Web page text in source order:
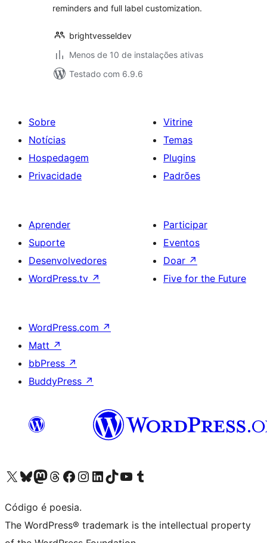
reminders and full label customization.
brightvesseldev
Menos de 10 de instalações ativas
Testado com 6.9.6
Sobre
Notícias
Hospedagem
Privacidade
Vitrine
Temas
Plugins
Padrões
Aprender
Suporte
Desenvolvedores
WordPress.tv ↗
Participar
Eventos
Doar ↗
Five for the Future
WordPress.com ↗
Matt ↗
bbPress ↗
BuddyPress ↗
Acessar nossa conta do X (antigo Twitter)
Acessar nossa conta do Bluesky
Acessar nossa conta do Mastodon
Acessar nossa conta do Threads
Acessar nossa página do Facebook
Acessar nossa conta do Instagram
Acessar nossa conta do LinkedIn
Acessar nossa conta do TikTok
Acessar nosso canal do YouTube
Acessar nossa conta no Tumblr
Código é poesia.
The WordPress® trademark is the intellectual property